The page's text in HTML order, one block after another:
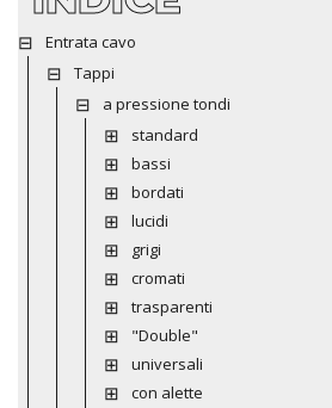
Entrata cavo
Tappi
a pressione tondi
standard
bassi
bordati
lucidi
grigi
cromati
trasparenti
"Double"
universali
con alette